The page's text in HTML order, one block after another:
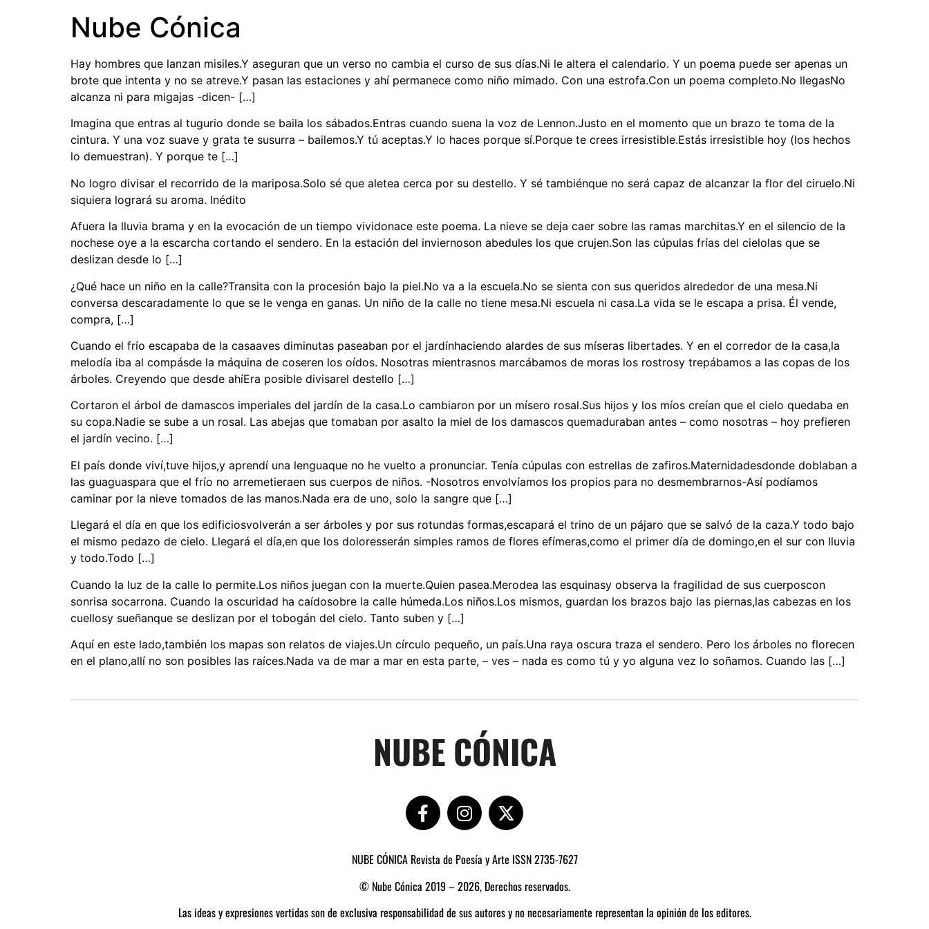
Nube Cónica
Hay hombres que lanzan misiles.Y aseguran que un verso no cambia el curso de sus días.Ni le altera el calendario. Y un poema puede ser apenas un
brote que intenta y no se atreve.Y pasan las estaciones y ahí permanece como niño mimado. Con una estrofa.Con un poema completo.No llegasNo
alcanza ni para migajas -dicen- […]
Imagina que entras al tugurio donde se baila los sábados.Entras cuando suena la voz de Lennon.Justo en el momento que un brazo te toma de la
cintura. Y una voz suave y grata te susurra – bailemos.Y tú aceptas.Y lo haces porque sí.Porque te crees irresistible.Estás irresistible hoy (los hechos
lo demuestran). Y porque te […]
No logro divisar el recorrido de la mariposa.Solo sé que aletea cerca por su destello. Y sé tambiénque no será capaz de alcanzar la flor del ciruelo.Ni
siquiera logrará su aroma. Inédito
Afuera la lluvia brama y en la evocación de un tiempo vividonace este poema. La nieve se deja caer sobre las ramas marchitas.Y en el silencio de la
nochese oye a la escarcha cortando el sendero. En la estación del inviernoson abedules los que crujen.Son las cúpulas frías del cielolas que se
deslizan desde lo […]
¿Qué hace un niño en la calle?Transita con la procesión bajo la piel.No va a la escuela.No se sienta con sus queridos alrededor de una mesa.Ni
conversa descaradamente lo que se le venga en ganas. Un niño de la calle no tiene mesa.Ni escuela ni casa.La vida se le escapa a prisa. Él vende,
compra, […]
Cuando el frío escapaba de la casaaves diminutas paseaban por el jardínhaciendo alardes de sus míseras libertades. Y en el corredor de la casa,la
melodía iba al compásde la máquina de coseren los oídos. Nosotras mientrasnos marcábamos de moras los rostrosy trepábamos a las copas de los
árboles. Creyendo que desde ahíEra posible divisarel destello […]
Cortaron el árbol de damascos imperiales del jardín de la casa.Lo cambiaron por un mísero rosal.Sus hijos y los míos creían que el cielo quedaba en
su copa.Nadie se sube a un rosal. Las abejas que tomaban por asalto la miel de los damascos quemaduraban antes – como nosotras – hoy prefieren
el jardín vecino. […]
El país donde viví,tuve hijos,y aprendí una lenguaque no he vuelto a pronunciar. Tenía cúpulas con estrellas de zafiros.Maternidadesdonde doblaban a
las guaguaspara que el frío no arremetieraen sus cuerpos de niños. -Nosotros envolvíamos los propios para no desmembrarnos-Así podíamos
caminar por la nieve tomados de las manos.Nada era de uno, solo la sangre que […]
Llegará el día en que los edificiosvolverán a ser árboles y por sus rotundas formas,escapará el trino de un pájaro que se salvó de la caza.Y todo bajo
el mismo pedazo de cielo. Llegará el día,en que los doloresserán simples ramos de flores efímeras,como el primer día de domingo,en el sur con lluvia
y todo.Todo […]
Cuando la luz de la calle lo permite.Los niños juegan con la muerte.Quien pasea.Merodea las esquinasy observa la fragilidad de sus cuerposcon
sonrisa socarrona. Cuando la oscuridad ha caídosobre la calle húmeda.Los niños.Los mismos, guardan los brazos bajo las piernas,las cabezas en los
cuellosy sueñanque se deslizan por el tobogán del cielo. Tanto suben y […]
Aquí en este lado,también los mapas son relatos de viajes.Un círculo pequeño, un país.Una raya oscura traza el sendero. Pero los árboles no florecen
en el plano,allí no son posibles las raíces.Nada va de mar a mar en esta parte, – ves – nada es como tú y yo alguna vez lo soñamos. Cuando las […]
NUBE CÓNICA
NUBE CÓNICA Revista de Poesía y Arte ISSN 2735-7627
© Nube Cónica 2019 – 2026, Derechos reservados.
Las ideas y expresiones vertidas son de exclusiva responsabilidad de sus autores y no necesariamente representan la opinión de los editores.